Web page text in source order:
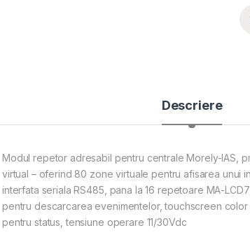
Descriere
Modul repetor adresabil pentru centrale Morely-IAS,
virtual – oferind 80 zone virtuale pentru afisarea unui
interfata seriala RS485, pana la 16 repetoare MA-
pentru descarcarea evenimentelor, touchscreen
pentru status, tensiune operare 11/30Vdc